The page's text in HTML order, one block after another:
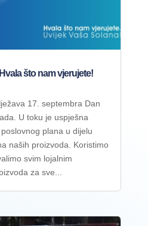
što nam vjerujete!
17. septembra Dan
U toku je uspješna
plana u dijelu
naših proizvoda. Koristimo
svim lojalnim
za sve...